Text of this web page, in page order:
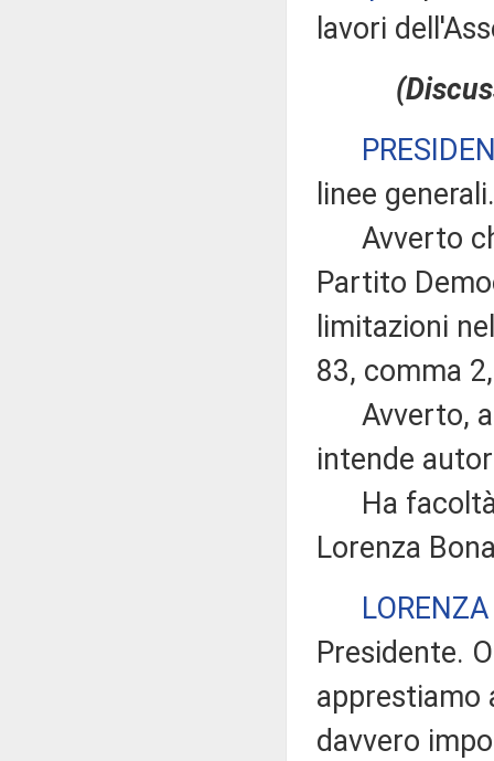
lavori
linee generali.
Avverto
Partito
limitazioni
83, comma
Avverto,
intende
Ha facoltà
Lorenza
Presidente.
apprestiamo
davvero